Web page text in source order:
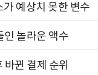
예상치 못한 변수
놀라운 액수
뀐 결제 순위